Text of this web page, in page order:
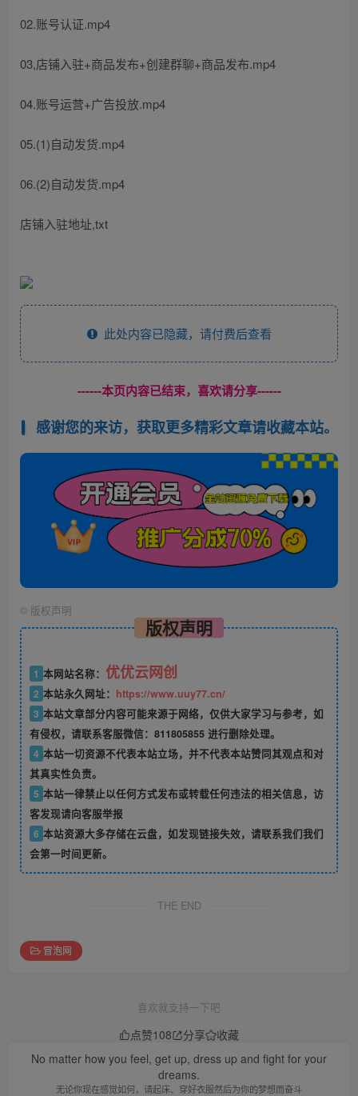
02.账号认证.mp4
03,店铺入驻+商品发布+创建群聊+商品发布.mp4
04.账号运营+广告投放.mp4
05.(1)自动发货.mp4
06.(2)自动发货.mp4
店铺入驻地址,txt
此处内容已隐藏，请付费后查看
------本页内容已结束，喜欢请分享------
感谢您的来访，获取更多精彩文章请收藏本站。
© 版权声明
版权声明
1 本网站名称： 优优云网创
2 本站永久网址： https://www.uuy77.cn/
3 本站文章部分内容可能来源于网络，仅供大家学习与参考，如
有侵权，请联系客服微信：811805855 进行删除处理。
4 本站一切资源不代表本站立场，并不代表本站赞同其观点和对
其真实性负责。
5 本站一律禁止以任何方式发布或转载任何违法的相关信息，访
客发现请向客服举报
6 本站资源大多存储在云盘，如发现链接失效，请联系我们我们
会第一时间更新。
THE END
冒泡网
喜欢就支持一下吧
点赞108 分享
收藏
No matter how you feel, get up, dress up and fight for your
dreams.
无论你现在感觉如何，请起床、穿好衣服然后为你的梦想而奋斗